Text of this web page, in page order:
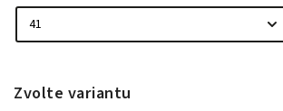
Zvolte variantu